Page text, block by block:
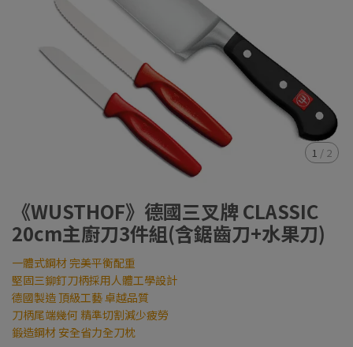
1 / 2
《WUSTHOF》德國三叉牌 CLASSIC
20cm主廚刀3件組(含鋸齒刀+水果刀)
一體式鋼材 完美平衡配重
堅固三鉚釘刀柄採用人體工學設計
德國製造 頂級工藝 卓越品質
刀柄尾端幾何 精準切割減少疲勞
鍛造鋼材 安全省力全刀枕